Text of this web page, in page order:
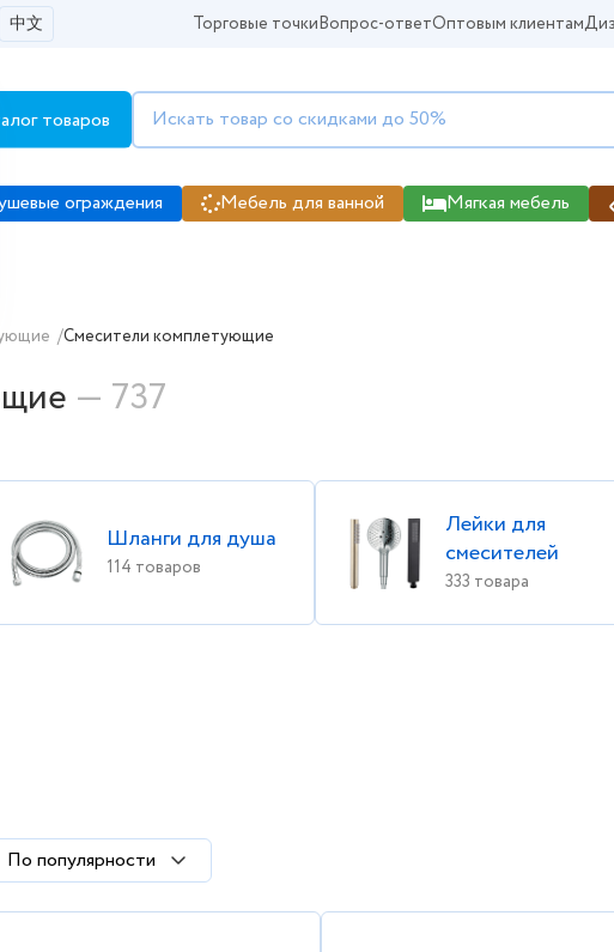
中文 Торговые точкиВопрос-ответОптовым клиентам
товаров
ограждения Мебель для ванной Мягкая мебель
в интернет магазине
/Смесители комплетующие
— 737
Шланги для душа
114 товаров
Лейки для
смесителей
333 товара
По популярности